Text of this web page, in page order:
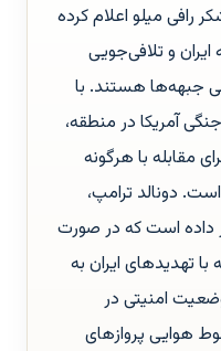
رافی میلو اعلام کرده
و تلافی‌جویی
جبهه‌ها هستند. با
آمریکا در منطقه،
مقابله با هرگونه
دونالد ترامپ،
داده است که در صورت
با تهدیدهای ایران به
امنیتی در
هوایی پروازهای